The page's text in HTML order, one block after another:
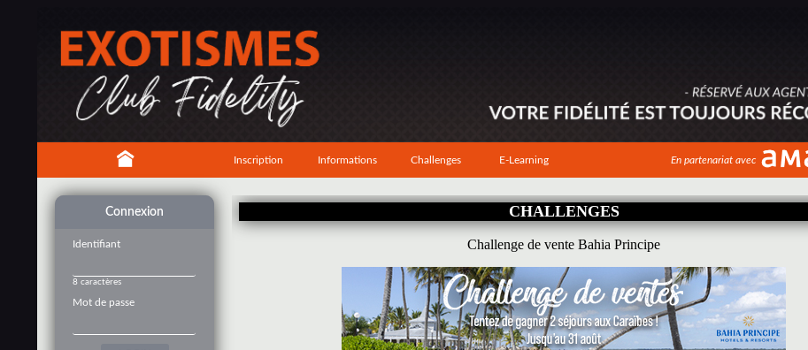
Inscription Informations Challenges E-Learning En partenariat avec
Connexion
Identifiant
8 caractères
Mot de passe